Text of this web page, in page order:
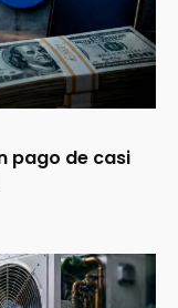
pago de casi